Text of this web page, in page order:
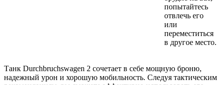
попытайтесь
отвлечь его
или
переместиться
в другое место.
Танк Durchbruchswagen 2 сочетает в себе мощную броню,
надежный урон и хорошую мобильность. Следуя тактическим